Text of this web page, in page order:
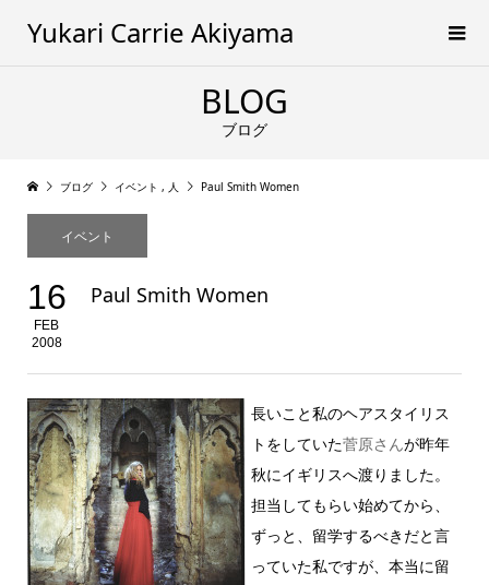
Yukari Carrie Akiyama
BLOG
ブログ
ブログ イベント , 人 Paul Smith Women
イベント
16
FEB
2008
Paul Smith Women
長いこと私のヘアスタイリス
トをしていた菅原さんが昨年
秋にイギリスへ渡りました。
担当してもらい始めてから、
ずっと、留学するべきだと言
っていた私ですが、本当に留